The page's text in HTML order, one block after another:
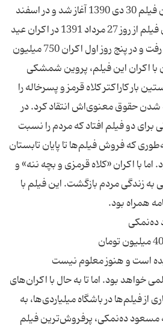
شده‌است. فیلمبرداری این فیلم 30 دی 1390 آغاز شد و در اسفند
همان سال پایان یافت. این فیلم از روز 27 مرداد 1391 در اكران عید
فطر به روی پرده سینماها رفت و در پنج روز اول اكران 750 میلیون
اكران این فیلم، پروین شمشكی
بار كاراكتر كلاه قرمز و پسرخاله را
شدن حقوق معنوی‌اش انتقاد كرد. در
سال 91 اتفاقاتی برای دو فیلم افتاد كه مردم را نسبت
كه فروش فیلم‌ها تا پایان تابستان
با اكران «كلاه قرمزی و بچه ننه» و
زندگی مردم بازگشت. این فیلم با
است و هنوز معلوم نیست
خواهد بود. اما تا به حال با اكران‌های
فیلم‌ها در باشگاه میلیاردی‌ها، به
ده‌نمكی، پرفروش‌ترین فیلم